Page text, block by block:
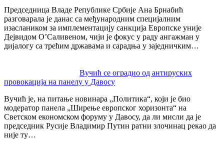
Председница Владе Републике Србије Ана Брнабић
разговарала је данас са међународним специјалним
изаслаником за имплементацију санкција Европске уније
Дејвидом О’Саливеном, чији је фокус у раду ангажман у
дијалогу са трећим државама и сарадња у заједничким…
Вучић се оградио од антируских
провокација на панелу у Давосу
Вучић је, на питање новинара „Политика“, који је био
модератор панела „Ширење европског хоризонта“ на
Светском економском форуму у Давосу, да ли мисли да је
председник Русије Владимир Путин ратни злочинац рекао да
није ту…